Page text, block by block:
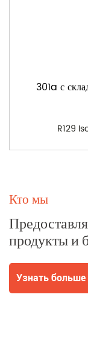
301a с
R129
Кто мы
продукты и
Узнать больше